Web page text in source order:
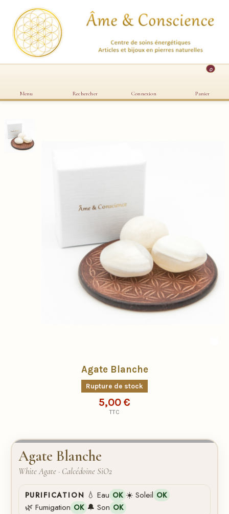
Menu Rechercher Connexion
0
Panier
Agate Blanche
Rupture de stock
5,00 €
TTC
Agate Blanche
White Agate · Calcédoine SiO2
PURIFICATION 💧 Eau OK ☀️ Soleil OK
🌿 Fumigation OK 🔔 Son OK